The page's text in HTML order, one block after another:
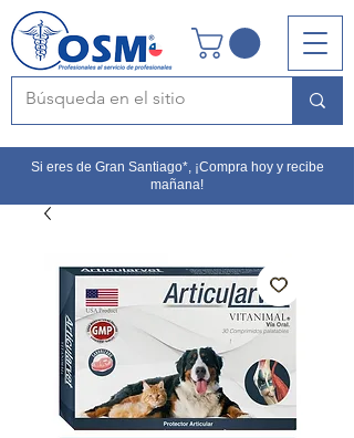
Si eres de Gran Santiago*, ¡Compra hoy y recibe
mañana!